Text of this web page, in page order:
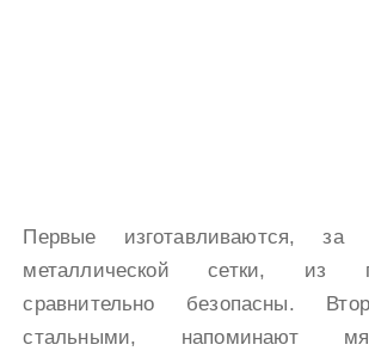
Первые изготавливаются, за
металлической сетки, из
сравнительно безопасны.
стальными, напоминают